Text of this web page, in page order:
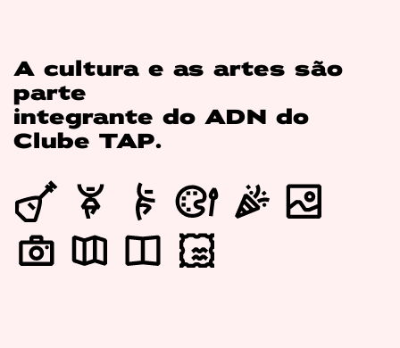
A cultura e as artes são
parte
integrante do ADN do
Clube TAP.